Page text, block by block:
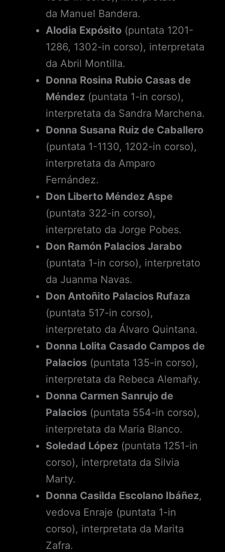
da Manuel Bandera.
Alodia Expósito(puntata 1201-
1286, 1302-in corso), interpretata
da Abril Montilla.
Donna Rosina Rubio Casas de
Méndez(puntata 1-in corso),
interpretata da Sandra Marchena.
Donna Susana Ruiz de Caballero
(puntata 1-1130, 1202-in corso),
interpretata da Amparo
Fernández.
Don Liberto Méndez Aspe
(puntata 322-in corso),
interpretato da Jorge Pobes.
Don Ramón Palacios Jarabo
(puntata 1-in corso), interpretato
da Juanma Navas.
Don Antoñito Palacios Rufaza
(puntata 517-in corso),
interpretato da Álvaro Quintana.
Donna Lolita Casado Campos de
Palacios(puntata 135-in corso),
interpretata da Rebeca Alemañy.
Donna Carmen Sanrujo de
Palacios(puntata 554-in corso),
interpretata da Maria Blanco.
Soledad López(puntata 1251-in
corso), interpretata da Silvia
Marty.
Donna Casilda Escolano Ibáñez,
vedova Enraje (puntata 1-in
corso), interpretata da Marita
Zafra.